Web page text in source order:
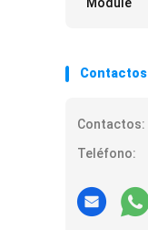
Module
Contactos
Contactos:
Teléfono: